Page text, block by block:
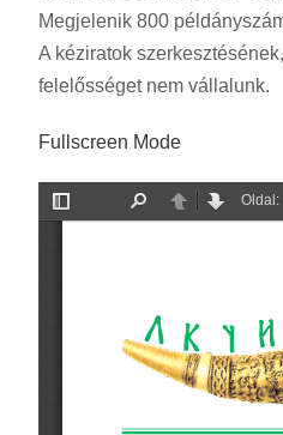
Megjelenik 800
A kéziratok
felelősséget nem vállalunk.
Fullscreen Mode